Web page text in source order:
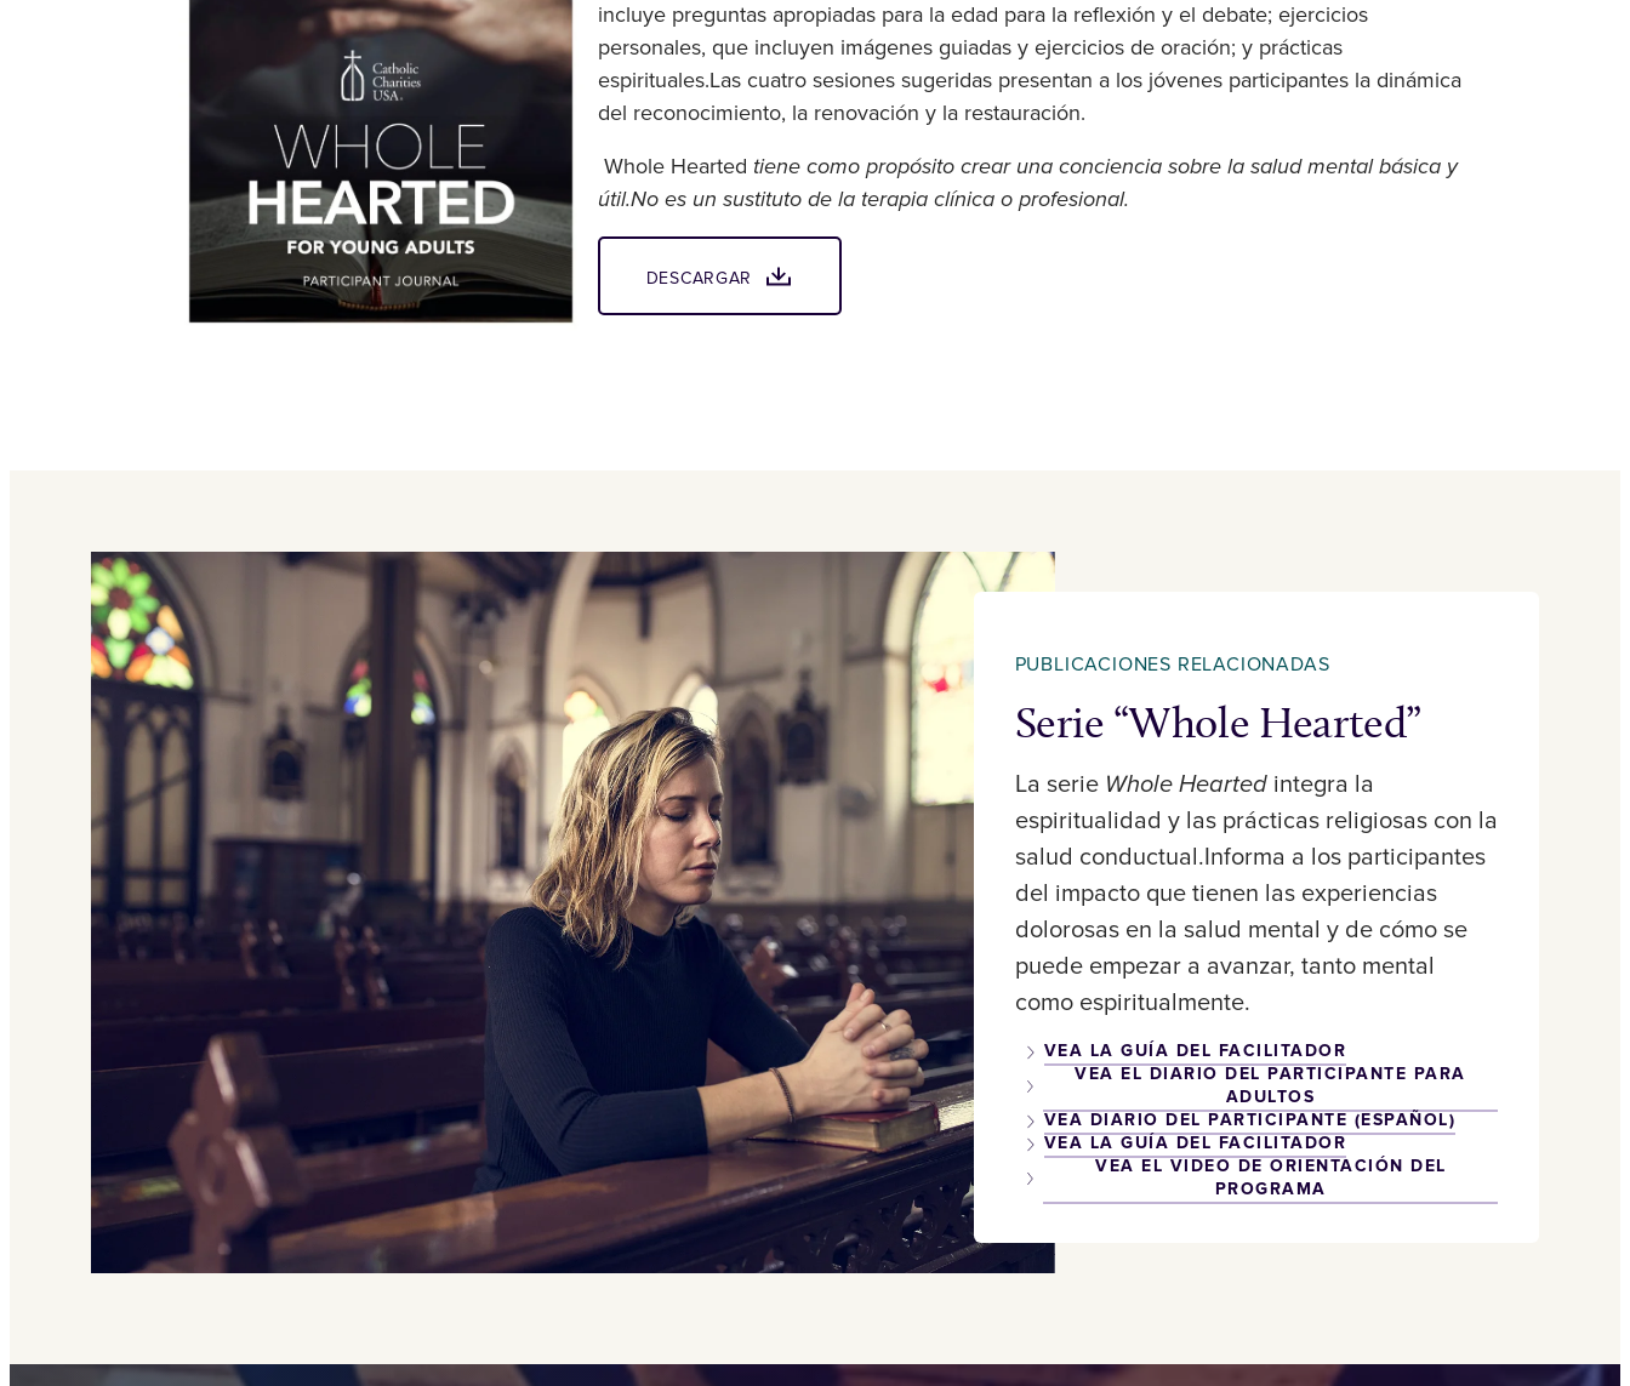
incluye preguntas apropiadas para la edad para la reflexión y el debate; ejercicios
personales, que incluyen imágenes guiadas y ejercicios de oración; y prácticas
espirituales.Las cuatro sesiones sugeridas presentan a los jóvenes participantes la dinámica
del reconocimiento, la renovación y la restauración.
Whole Hearted tiene como propósito crear una conciencia sobre la salud mental básica y
útil.No es un sustituto de la terapia clínica o profesional.
DESCARGAR
PUBLICACIONES RELACIONADAS
Serie “Whole Hearted”
La serie Whole Hearted integra la
espiritualidad y las prácticas religiosas con la
salud conductual.Informa a los participantes
del impacto que tienen las experiencias
dolorosas en la salud mental y de cómo se
puede empezar a avanzar, tanto mental
como espiritualmente.
VEA LA GUÍA DEL FACILITADOR
VEA EL DIARIO DEL PARTICIPANTE PARA
ADULTOS
VEA DIARIO DEL PARTICIPANTE (ESPAÑOL)
VEA LA GUÍA DEL FACILITADOR
VEA EL VIDEO DE ORIENTACIÓN DEL
PROGRAMA